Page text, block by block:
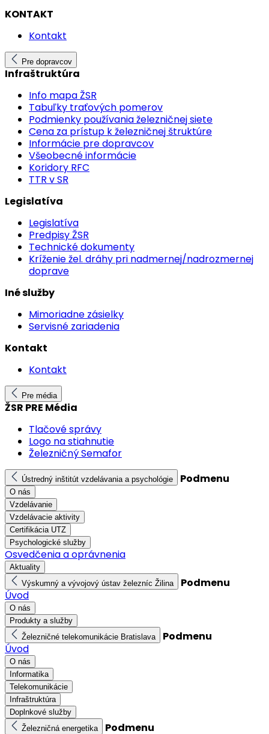
KONTAKT
Kontakt
Pre dopravcov
Infraštruktúra
Info mapa ŽSR
Tabuľky traťových pomerov
Podmienky používania železničnej siete
Cena za prístup k železničnej štruktúre
Informácie pre dopravcov
Všeobecné informácie
Koridory RFC
TTR v SR
Legislatíva
Legislatíva
Predpisy ŽSR
Technické dokumenty
Kríženie žel. dráhy pri nadmernej/nadrozmernej
doprave
Iné služby
Mimoriadne zásielky
Servisné zariadenia
Kontakt
Kontakt
Pre média
ŽSR PRE Média
Tlačové správy
Logo na stiahnutie
Železničný Semafor
Ústredný inštitút vzdelávania a psychológie Podmenu
O nás
Vzdelávanie
Vzdelávacie aktivity
Certifikácia UTZ
Psychologické služby
Osvedčenia a oprávnenia
Aktuality
Výskumný a vývojový ústav železníc Žilina
Podmenu
Úvod
O nás
Produkty a služby
Železničné telekomunikácie Bratislava
Podmenu
Úvod
O nás
Informatika
Telekomunikácie
Infraštruktúra
Doplnkové služby
Železničná energetika
Podmenu